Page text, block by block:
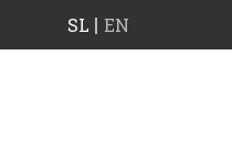
SL EN